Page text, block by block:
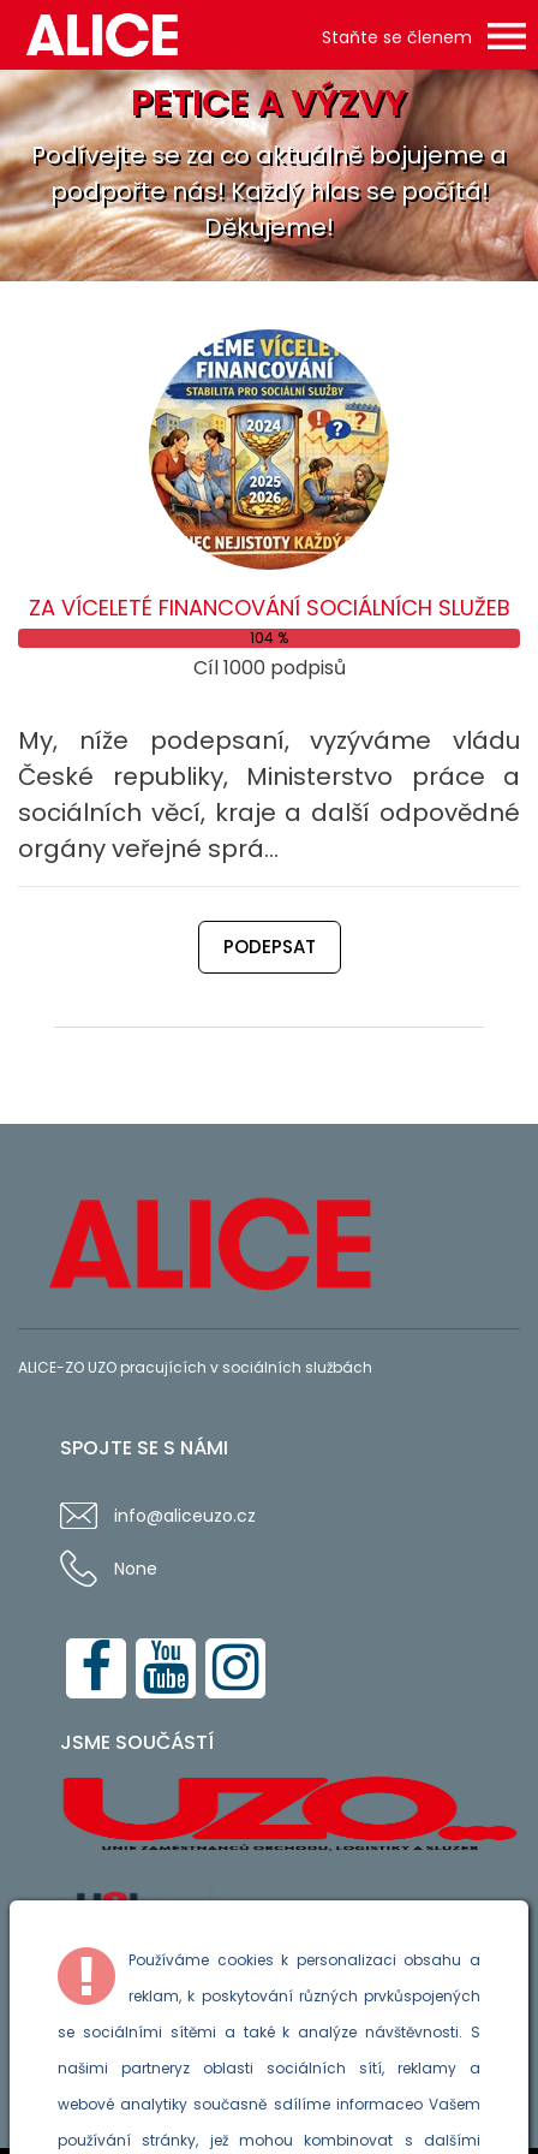
Staňte se členem
PETICE A VÝZVY
Podívejte se za co aktuálně bojujeme a
podpořte nás! Každý hlas se počítá!
Děkujeme!
ZA VÍCELETÉ FINANCOVÁNÍ SOCIÁLNÍCH SLUŽEB
104 %
Cíl 1000 podpisů
My, níže podepsaní, vyzýváme vládu
České republiky, Ministerstvo práce a
sociálních věcí, kraje a další odpovědné
orgány veřejné sprá…
PODEPSAT
ALICE-ZO UZO pracujících v sociálních službách
SPOJTE SE S NÁMI
info@aliceuzo.cz
None
JSME SOUČÁSTÍ
Podporuje nás Aliance pro
genderovou rovnost v Evropě
Používáme cookies k personalizaci obsahu a
reklam, k poskytování různých prvkůspojených
se sociálními sítěmi a také k analýze návštěvnosti. S
našimi partneryz oblasti sociálních sítí, reklamy a
webové analytiky současně sdílíme informaceo Vašem
používání stránky, jež mohou kombinovat s dalšími